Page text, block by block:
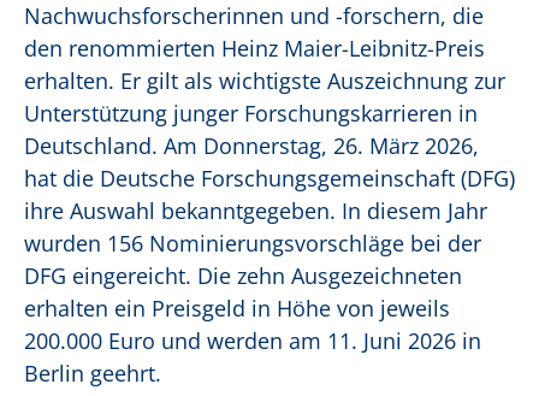
Nachwuchsforscherinnen und -forschern, die
den renommierten Heinz Maier-Leibnitz-Preis
erhalten. Er gilt als wichtigste Auszeichnung zur
Unterstützung junger Forschungskarrieren in
Deutschland. Am Donnerstag, 26. März 2026,
hat die Deutsche Forschungsgemeinschaft (DFG)
ihre Auswahl bekanntgegeben. In diesem Jahr
wurden 156 Nominierungsvorschläge bei der
DFG eingereicht. Die zehn Ausgezeichneten
erhalten ein Preisgeld in Höhe von jeweils
200.000 Euro und werden am 11. Juni 2026 in
Berlin geehrt.